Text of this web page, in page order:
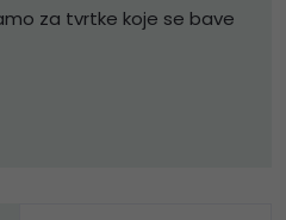
za tvrtke koje se bave